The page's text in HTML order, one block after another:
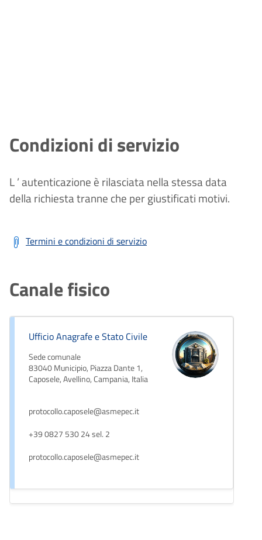
Condizioni di servizio
L’autenticazione è rilasciata nella stessa data
della richiesta tranne che per giustificati motivi.
Termini e condizioni di servizio
Canale fisico
Ufficio Anagrafe e Stato Civile
Sede comunale
83040 Municipio, Piazza Dante 1,
Caposele, Avellino, Campania, Italia
protocollo.caposele@asmepec.it
+39 0827 530 24 sel. 2
protocollo.caposele@asmepec.it